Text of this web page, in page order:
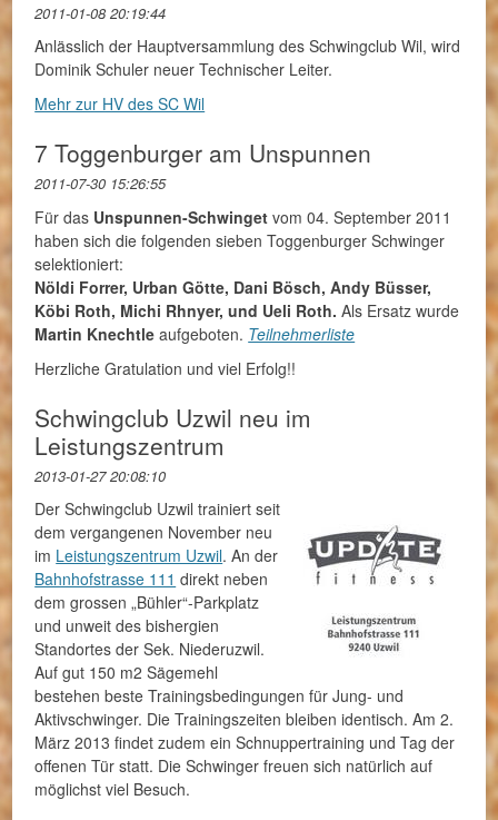
2011-01-08 20:19:44
Anlässlich der Hauptversammlung des Schwingclub Wil, wird
Dominik Schuler neuer Technischer Leiter.
Mehr zur HV des SC Wil
7 Toggenburger am Unspunnen
2011-07-30 15:26:55
Für das Unspunnen-Schwinget vom 04. September 2011
haben sich die folgenden sieben Toggenburger Schwinger
selektioniert:
Nöldi Forrer, Urban Götte, Dani Bösch, Andy Büsser,
Köbi Roth, Michi Rhnyer, und Ueli Roth. Als Ersatz wurde
Martin Knechtle aufgeboten. Teilnehmerliste
Herzliche Gratulation und viel Erfolg!!
Schwingclub Uzwil neu im
Leistungszentrum
2013-01-27 20:08:10
Der Schwingclub Uzwil trainiert seit
dem vergangenen November neu
im Leistungszentrum Uzwil. An der
Bahnhofstrasse 111 direkt neben
dem grossen „Bühler“-Parkplatz
und unweit des bishergien
Standortes der Sek. Niederuzwil.
Auf gut 150 m2 Sägemehl
bestehen beste Trainingsbedingungen für Jung- und
Aktivschwinger. Die Trainingszeiten bleiben identisch. Am 2.
März 2013 findet zudem ein Schnuppertraining und Tag der
offenen Tür statt. Die Schwinger freuen sich natürlich auf
möglichst viel Besuch.